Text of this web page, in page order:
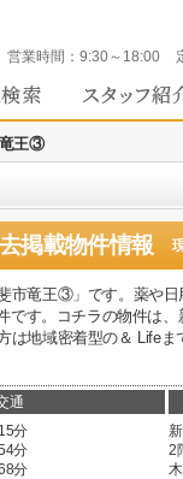
営業時間： 9:30～18:00
竜王③
掲載物件情報
市竜王③」です。薬や
す。コチラの物件は
地域密着型の＆ Lifeま
通
分
分
分
2